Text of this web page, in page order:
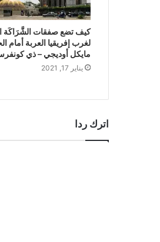
كيف تضع صفقات الشَّرَاكَة
لغرب إفريقيا العربة أمام
مايكل أوديجي – ذي
يناير 17, 2021
اترك ردا